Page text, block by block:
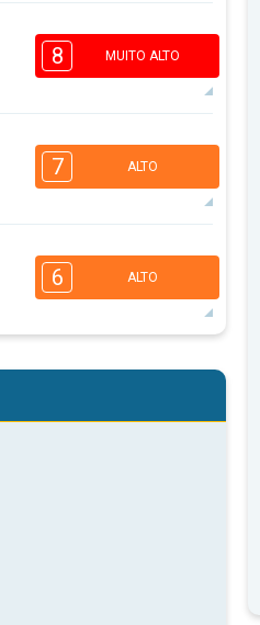
4
16:00
2
34°máx
8 MUITO ALTO
3
16:00
36°máx
7 ALTO
3
16:00
35°máx
6 ALTO
2
1